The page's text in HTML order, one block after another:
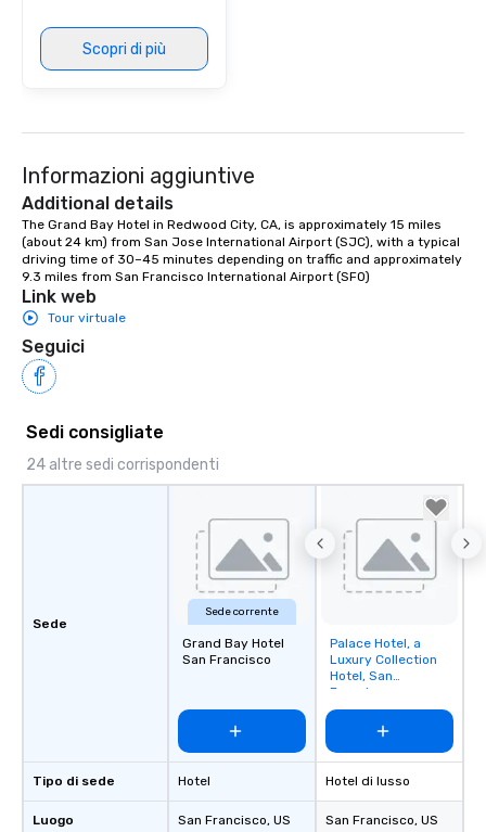
Scopri di più
Informazioni aggiuntive
Additional details
The Grand Bay Hotel in Redwood City, CA, is approximately 15 miles
(about 24 km) from San Jose International Airport (SJC), with a typical
driving time of 30–45 minutes depending on traffic and approximately
9.3 miles from San Francisco International Airport (SFO)
Link web
Tour virtuale
Seguici
Sedi consigliate
24 altre sedi corrispondenti
Sede
Tipo di sede
Luogo
Sede corrente
Grand Bay Hotel
San Francisco
Hotel
San Francisco, US
Removed from
favorites
Palace Hotel, a
Luxury Collection
Hotel, San
Francisco
Hotel di lusso
San Francisco, US